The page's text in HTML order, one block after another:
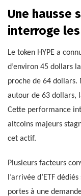
Une hausse
interroge
Le token HYPE a
d’environ 45 dollars
proche de 64
autour de 63 dollars,
Cette performance
altcoins majeurs
cet actif.
Plusieurs facteurs
l’arrivée d’ETF
portes à une